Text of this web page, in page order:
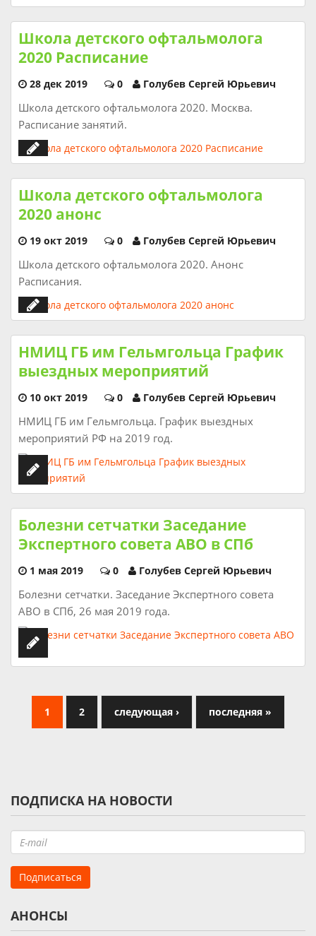
Школа детского офтальмолога
2020 Расписание
28 дек 2019 0 Голубев Сергей Юрьевич
Школа детского офтальмолога 2020. Москва.
Расписание занятий.
Школа детского офтальмолога
2020 анонс
19 окт 2019 0 Голубев Сергей Юрьевич
Школа детского офтальмолога 2020. Анонс
Расписания.
НМИЦ ГБ им Гельмгольца График
выездных мероприятий
10 окт 2019 0 Голубев Сергей Юрьевич
НМИЦ ГБ им Гельмгольца. График выездных
мероприятий РФ на 2019 год.
Болезни сетчатки Заседание
Экспертного совета АВО в СПб
1 мая 2019 0 Голубев Сергей Юрьевич
Болезни сетчатки. Заседание Экспертного совета
АВО в СПб, 26 мая 2019 года.
1 2 следующая › последняя »
ПОДПИСКА НА НОВОСТИ
АНОНСЫ